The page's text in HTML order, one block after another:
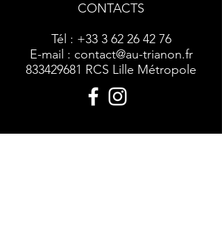
CONTACTS
Tél : +33 3 62 26 42 76
E-mail : contact@au-trianon.fr
833429681 RCS Lille Métropole